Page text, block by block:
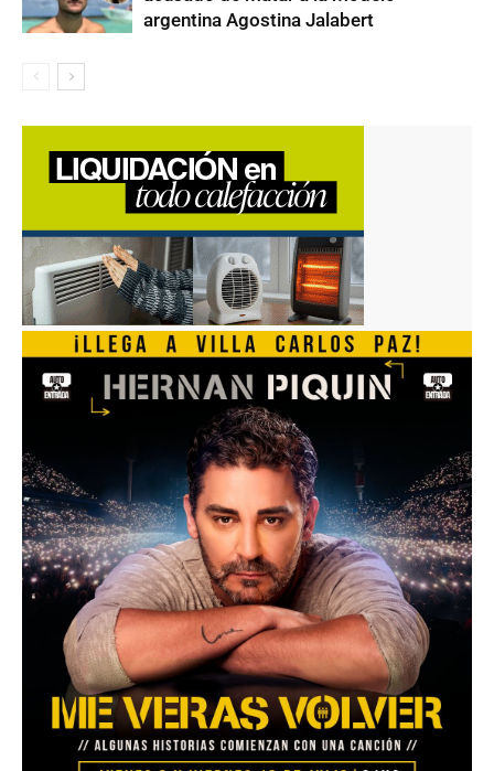
argentina Agostina Jalabert